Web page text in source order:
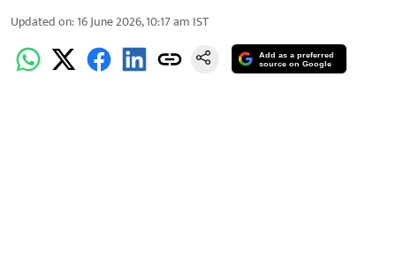
Updated on:16 June 2026, 10:17 am IST
Add as a preferred
source on Google